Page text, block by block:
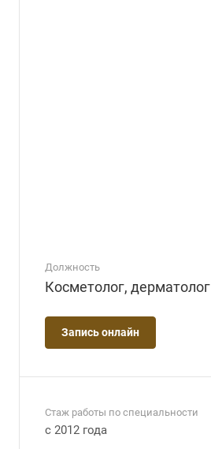
Должность
Косметолог, дерматолог
Запись онлайн
Стаж работы по специальности
с 2012 года